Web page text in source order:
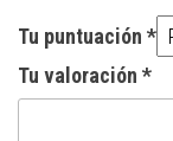
Tu puntuación *
Tu valoración *